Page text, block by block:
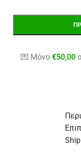
💌 Μόνο€50,00